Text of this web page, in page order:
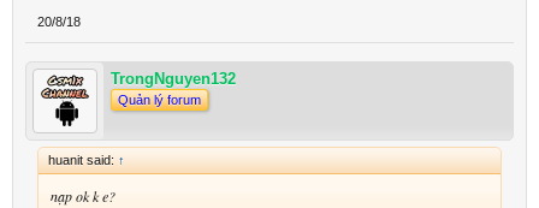
20/8/18
TrongNguyen132
Quản lý forum
huanit said: ↑
nạp ok k e?